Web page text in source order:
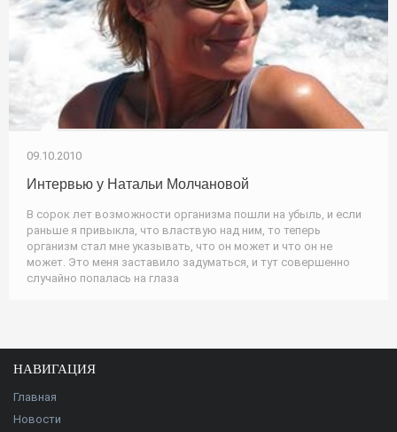
09.10.2010
Интервью у Натальи Молчановой
В сорок лет возможности организма пошли на убыль, и если
раньше я привыкла, что властвую над ним, то теперь
организм стал мне указывать, что он может и что он не
может. Это меня заставило задуматься, и тут совершенно
случайно попалась на глаза
НАВИГАЦИЯ
Главная
Новости